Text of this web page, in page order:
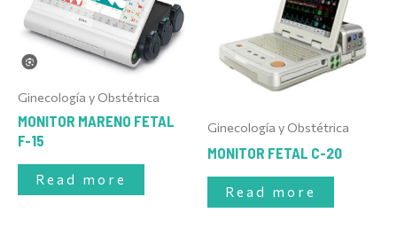
Ginecología y Obstétrica
MONITOR MARENO FETAL
F-15
Read more
Ginecología y Obstétrica
MONITOR FETAL C-20
Read more